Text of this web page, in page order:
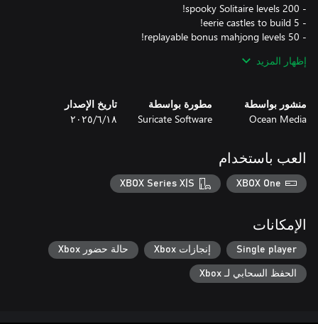
إظهار المزيد
منشور بواسطة
Ocean Media
مطورة بواسطة
Suricate Software
تاريخ الإصدار
١٨‏/٦‏/٢٠٢٥
العب باستخدام
XBOX One
XBOX Series X|S
الإمكانات
Single player إنجازات Xbox حالة حضور Xbox
الحفظ السحابي لـ Xbox